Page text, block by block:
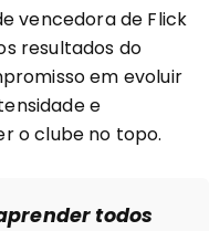
vencedora de Flick
resultados do
em evoluir
e
o clube no topo.
todos